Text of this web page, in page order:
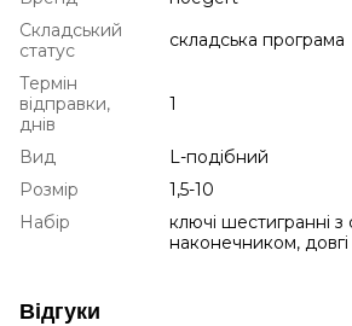
Складський
статус
складська програма
Термін
відправки,
днів
1
Вид
L-подібний
Розмір
1,5-10
Набір
ключі шестигранні
наконечником, довгі
Відгуки